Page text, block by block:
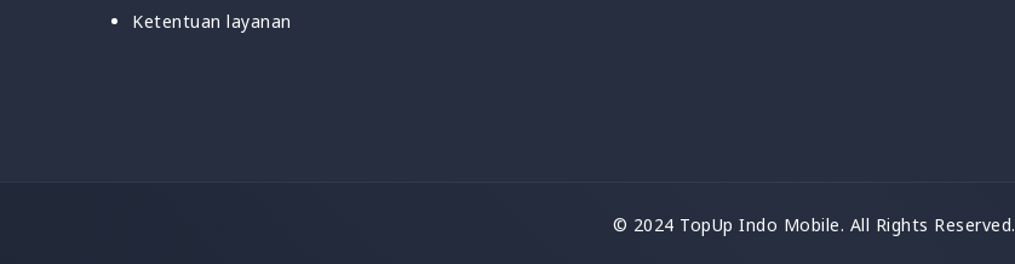
Ketentuan layanan
© 2024 TopUp Indo Mobile. All Rights Reserved.